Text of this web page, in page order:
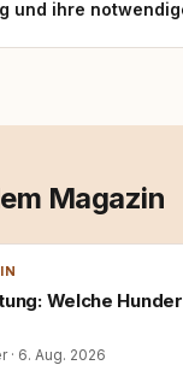
und ihre
Magazin
Welche
· 6. Aug. 2026